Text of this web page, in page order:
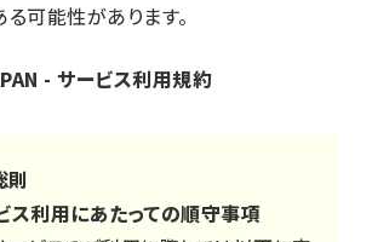
可能性があります。
- サービス利用規約
則
ス利用にあたっての順守事項